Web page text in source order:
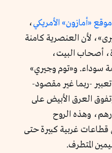
«أمازون» الأمريكي،
لأن العنصرية كامنة
أصحاب البيت،
سوداء. و«توم وجيري»
-ربما غير مقصود-
العرق الأبيض على
وهذه الروح
قطاعات غربية كبيرة حتى
المتطرف.